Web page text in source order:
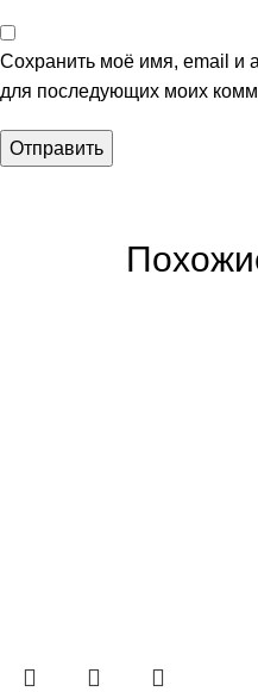
Сохранить моё имя, email и
для последующих моих